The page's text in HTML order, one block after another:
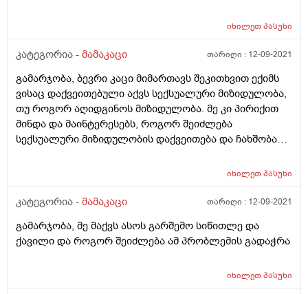
იხილეთპასუხი
კატეგორია - მამაკაცი თარიღი : 12-09-2021
გამარჯობა, ბევრი კაცი მიმართავს შეკითხვით ექიმს
ვისაც დაქვეითებული აქვს სექსუალური მიზიდულობა,
თუ როგორ აღიდგინოს მიზიდულობა. მე კი პირიქით
მინდა და მაინტერესებს, როგორ შეიძლება
სექსუალური მიზიდულობის დაქვეითება და ჩახშობა?
გამომადგა მისი რჩევები იქნებ თქვენ დამეხმაროთ.
იხილეთპასუხი
კატეგორია - მამაკაცი თარიღი : 12-09-2021
გამარჯობა, მე მაქვს ასოს გარშემო სიწითლე და
ქავილი და როგორ შეიძლება ამ პრობლემის გადაჭრა
იხილეთპასუხი